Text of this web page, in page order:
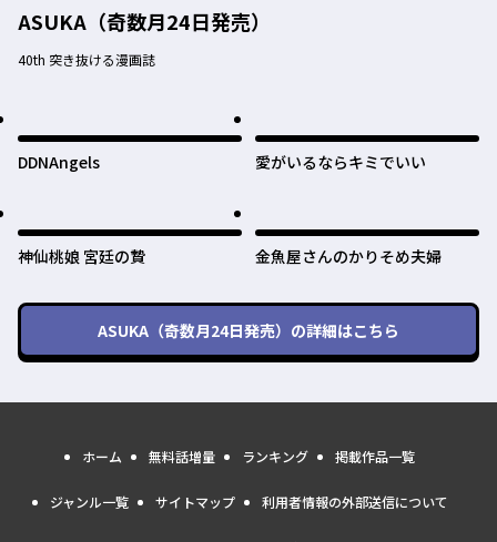
ASUKA（奇数月24日発売）
40th 突き抜ける漫画誌
DDNAngels 愛がいるならキミでいい
神仙桃娘 宮廷の贄 金魚屋さんのかりそめ夫婦
ASUKA（奇数月24日発売） の詳細はこちら
ホーム 無料話増量 ランキング 掲載作品一覧
ジャンル一覧 サイトマップ 利用者情報の外部送信について